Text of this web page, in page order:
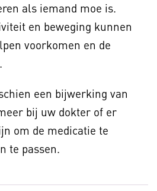
als iemand moe is.
en beweging kunnen
voorkomen en de
een bijwerking van
bij uw dokter of er
om de medicatie te
te passen.